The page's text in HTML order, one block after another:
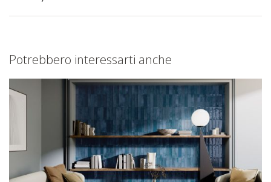
Potrebbero interessarti anche